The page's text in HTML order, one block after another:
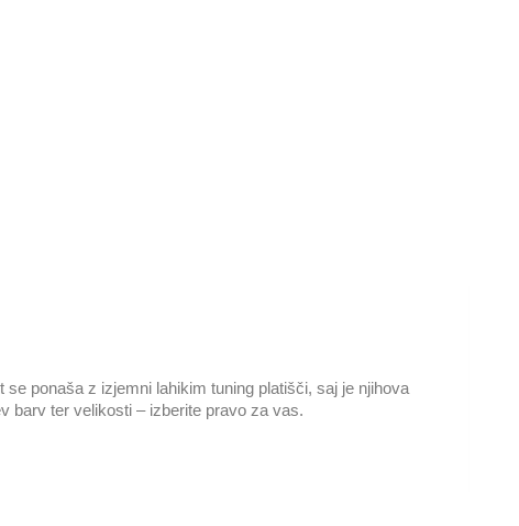
ponaša z izjemni lahikim tuning platišči, saj je njihova
barv ter velikosti – izberite pravo za vas.